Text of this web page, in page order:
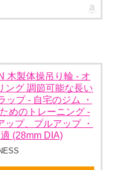
木製体操吊り輪 - オ
ング 調節可能な長い
ップ - 自宅のジム ・
めのトレーニング -
ップ、プルアップ ・
(28mm DIA)